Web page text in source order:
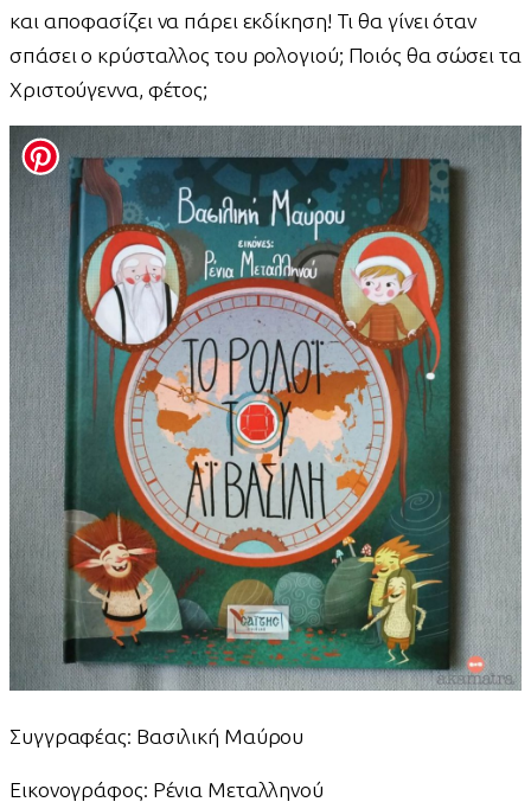
και αποφασίζει να πάρει εκδίκηση! Τι θα γίνει όταν
σπάσει ο κρύσταλλος του ρολογιού; Ποιός θα σώσει τα
Χριστούγεννα, φέτος;
Συγγραφέας: Βασιλική Μαύρου
Εικονογράφος: Ρένια Μεταλληνού